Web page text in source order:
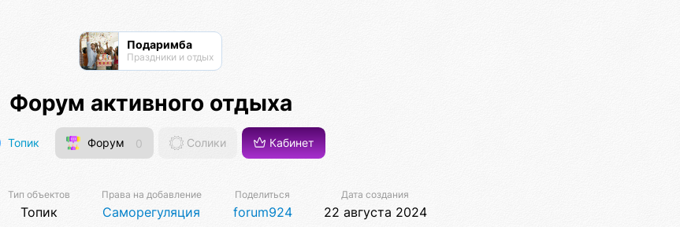
Подаримба
Праздники и отдых
Форум активного отдыха
Топик Форум 0 Солики Кабинет
Тип объектов
Топик
Права на добавление
Саморегуляция
Поделиться
forum924
Дата создания
22 августа 2024